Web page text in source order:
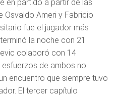
en partido a partir de las
Osvaldo Ameri y Fabricio
fue el jugador más
la noche con 21
colaboró con 14
esfuerzos de ambos no
encuentro que siempre tuvo
El tercer capítulo